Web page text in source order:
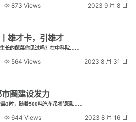
873 Views 2023 9 月 8 日
雄才卡，引雄才
长的蔬菜你见过吗？在中科院……
564 Views 2023 8 月 31 日
圈建设发力
3时，随着500吨汽车吊将钢混……
644 Views 2023 8 月 16 日